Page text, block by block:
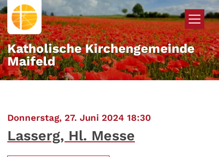
Zum Inhalt springen
Katholische Kirchengemeinde
Maifeld
Donnerstag, 27. Juni 2024 18:30
Lasserg, Hl. Messe